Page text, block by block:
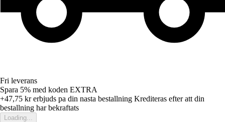
Fri leverans
Spara 5% med koden EXTRA
+47,75 krerbjuds pa din nasta bestallning Krediteras efter att din
bestallning har bekraftats
Loading...